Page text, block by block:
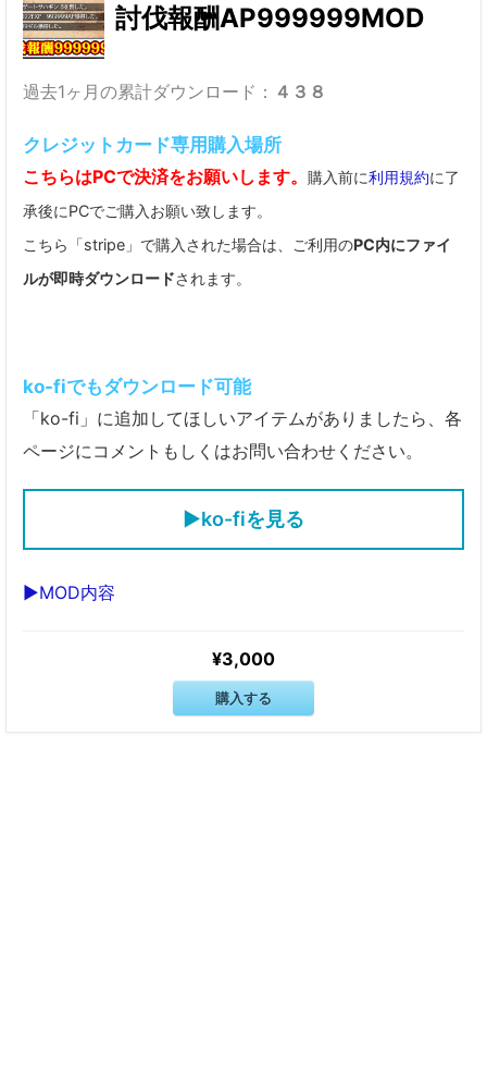
討伐報酬AP999999MOD
過去1ヶ月の累計ダウンロード： ４３８
クレジットカード専用購入場所
こちらはPCで決済をお願いします。 購入前に利用規約に了
承後にPCでご購入お願い致します。
こちら「stripe」で購入された場合は、ご利用のPC内にファイ
ルが即時ダウンロードされます。
ko-fiでもダウンロード可能
「ko-fi」に追加してほしいアイテムがありましたら、各
ページにコメントもしくはお問い合わせください。
▶ko-fiを見る
▶MOD内容
¥3,000
購入する